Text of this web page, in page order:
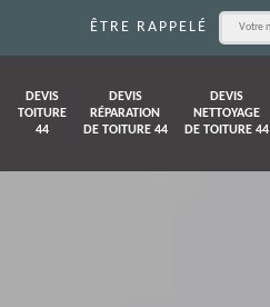
ÊTRE RAPPELÉ
DEVIS
TOITURE
44
DEVIS
RÉPARATION
DE TOITURE 44
DEVIS
NETTOYAGE
DE TOITURE 44